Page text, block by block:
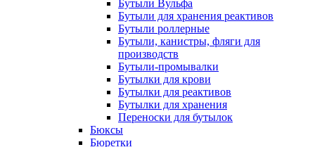
Бутыли Вульфа
Бутыли для хранения реактивов
Бутыли роллерные
Бутыли, канистры, фляги для
производств
Бутыли-промывалки
Бутылки для крови
Бутылки для реактивов
Бутылки для хранения
Переноски для бутылок
Бюксы
Бюретки